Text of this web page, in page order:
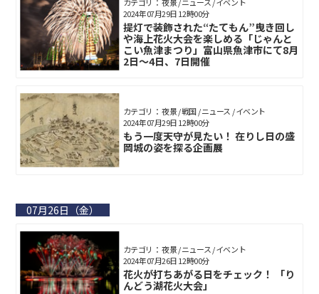
カテゴリ： 夜景 / ニュース / イベント
提灯で装飾された“たてもん”曳き回し
や海上花火大会を楽しめる「じゃんと
こい魚津まつり」富山県魚津市にて8月
2日〜4日、7日開催
2024年07月29日 12時00分
カテゴリ： 夜景 / 戦国 / ニュース / イベント
もう一度天守が見たい！ 在りし日の盛
岡城の姿を探る企画展
2024年07月29日 12時00分
07月26日（金）
カテゴリ： 夜景 / ニュース / イベント
花火が打ちあがる日をチェック！ 「り
んどう湖花火大会」
2024年07月26日 12時00分